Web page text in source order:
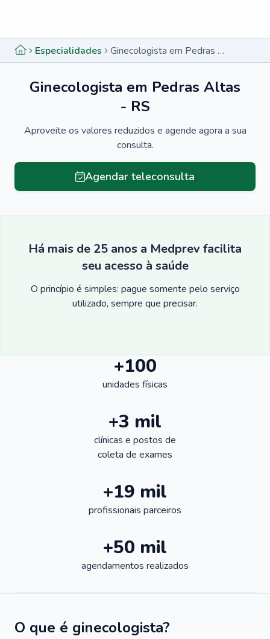
Especialidades Ginecologista em Pedras Altas - RS
Ginecologista em Pedras Altas
- RS
Aproveite os valores reduzidos e agende agora a sua
consulta.
Agendar teleconsulta
Há mais de 25 anos a Medprev facilita
seu acesso à saúde
O princípio é simples: pague somente pelo serviço
utilizado, sempre que precisar.
+100
unidades físicas
+3 mil
clínicas e postos de
coleta de exames
+19 mil
profissionais parceiros
+50 mil
agendamentos realizados
O que é ginecologista?